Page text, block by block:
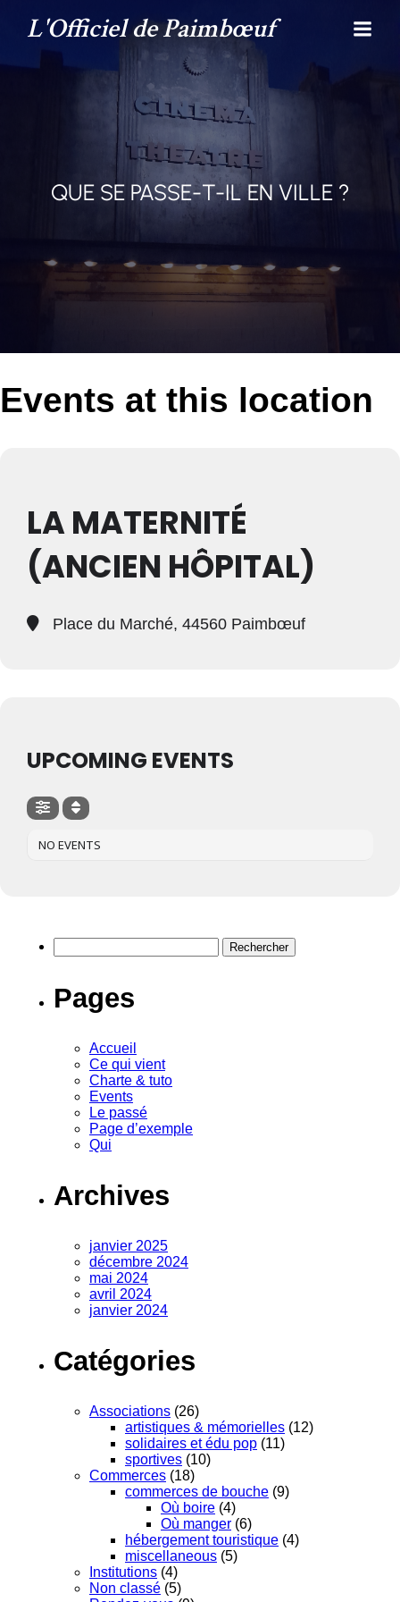
L'Officiel de Paimbœuf
QUE SE PASSE-T-IL EN VILLE ?
Events at this location
LA MATERNITÉ
(ANCIEN HÔPITAL)
Place du Marché, 44560 Paimbœuf
UPCOMING EVENTS
NO EVENTS
Pages
Accueil
Ce qui vient
Charte & tuto
Events
Le passé
Page d’exemple
Qui
Archives
janvier 2025
décembre 2024
mai 2024
avril 2024
janvier 2024
Catégories
Associations (26)
artistiques & mémorielles (12)
solidaires et édu pop (11)
sportives (10)
Commerces (18)
commerces de bouche (9)
Où boire (4)
Où manger (6)
hébergement touristique (4)
miscellaneous (5)
Institutions (4)
Non classé (5)